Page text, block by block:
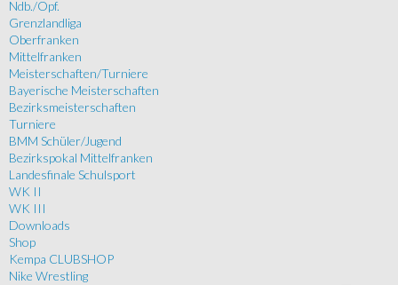
Ndb./Opf.
Grenzlandliga
Oberfranken
Mittelfranken
Meisterschaften/Turniere
Bayerische Meisterschaften
Bezirksmeisterschaften
Turniere
BMM Schüler/Jugend
Bezirkspokal Mittelfranken
Landesfinale Schulsport
WK II
WK III
Downloads
Shop
Kempa CLUBSHOP
Nike Wrestling